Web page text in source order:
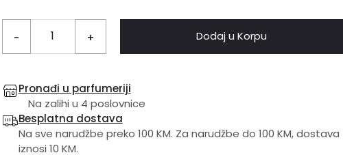
- + Dodaj u Korpu
Pronađi u parfumeriji
Na zalihi u 4 poslovnice
Besplatna dostava
Na sve narudžbe preko 100 KM. Za narudžbe do 100 KM, dostava
iznosi 10 KM.